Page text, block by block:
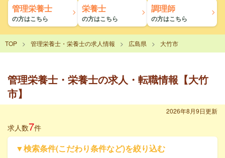
管理栄養士
の方はこちら
栄養士
の方はこちら
調理師
の方はこちら
TOP 管理栄養士・栄養士の求人情報 広島県 大竹市
管理栄養士・栄養士の求人・転職情報【大竹
市】
2026年8月9日更新
求人数7件
▼検索条件(こだわり条件など)を絞り込む